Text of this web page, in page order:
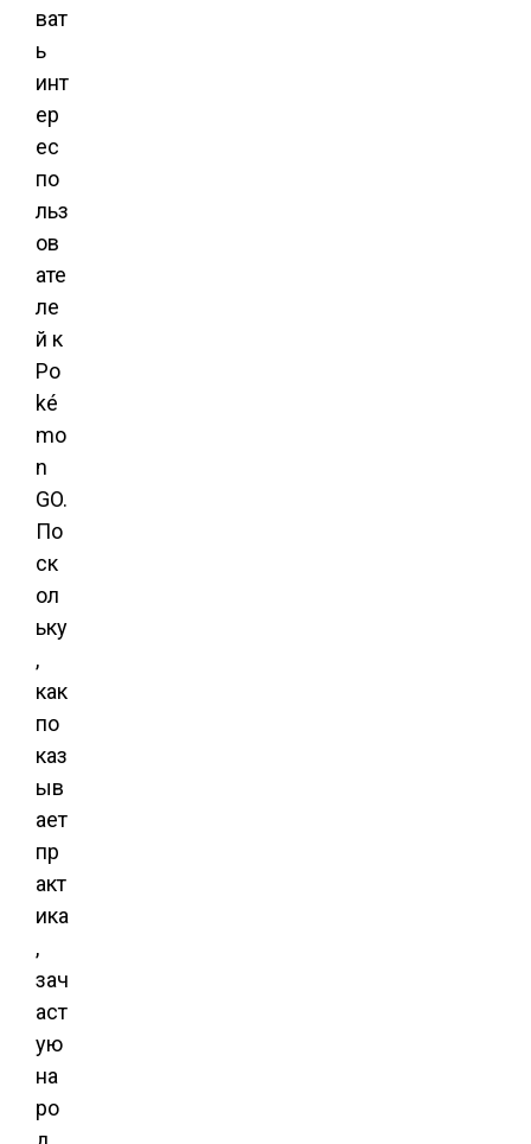
ват
ь
инт
ер
ес
по
льз
ов
ате
ле
й к
Po
ké
mo
n
GO.
По
ск
ол
ьку
,
как
по
каз
ыв
ает
пр
акт
ика
,
зач
аст
ую
на
ро